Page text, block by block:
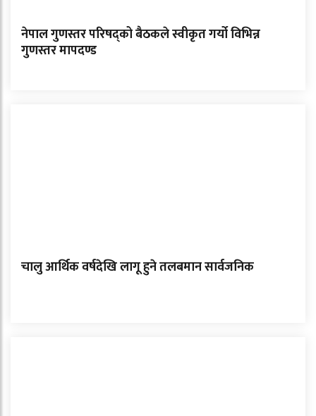
नेपाल गुणस्तर परिषद्को बैठकले स्वीकृत गर्यो विभिन्न
गुणस्तर मापदण्ड
चालु आर्थिक वर्षदेखि लागू हुने तलबमान सार्वजनिक